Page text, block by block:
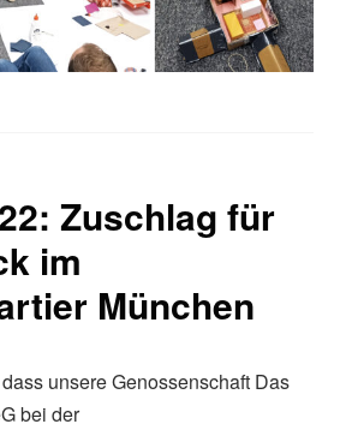
Zuschlag für
im
München
unsere Genossenschaft Das
bei der